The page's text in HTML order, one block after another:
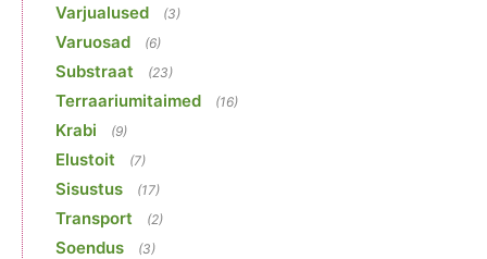
Varjualused (3)
Varuosad (6)
Substraat (23)
Terraariumitaimed (16)
Krabi (9)
Elustoit (7)
Sisustus (17)
Transport (2)
Soendus (3)